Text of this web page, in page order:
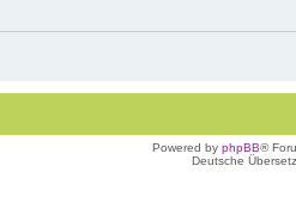
Powered by phpBB®
Deutsche